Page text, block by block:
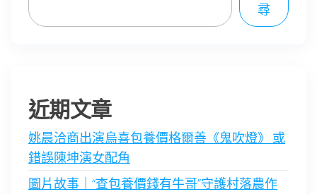
尋
近期文章
姚晨洽商出演烏喜包養價格爾善《鬼吹燈》 或
錯誤陳坤演女配角
圖片故事｜“查包養價錢有牛哥”守護村落農作